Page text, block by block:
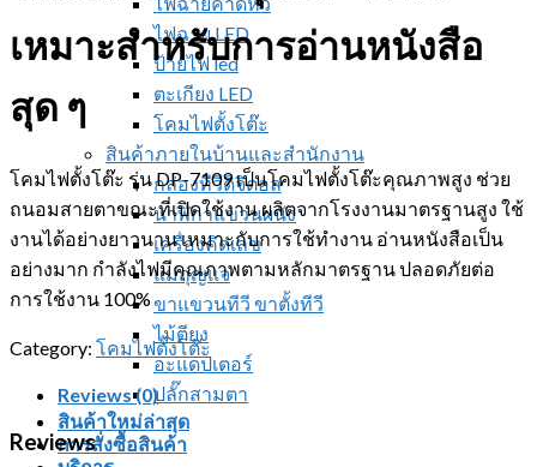
ไฟฉาย LED
ป้ายไฟ led
ตะเกียง LED
โคมไฟตั้งโต๊ะ
สินค้าภายในบ้านและสำนักงาน
กล่องทีวีดิจิตอล
นาฬิกาแขวนผนัง
เครื่องคิดเลข
แม่กุญแจ
ขาแขวนทีวี ขาตั้งทีวี
ไม้ตียุง
อะแดปเตอร์
ปลั๊กสามตา
สินค้าใหม่ล่าสุด
การสั่งซื้อสินค้า
เหมาะสำหรับการอ่านหนังสือ
สุด ๆ
โคมไฟตั้งโต๊ะ รุ่น DP-7109 เป็นโคมไฟตั้งโต๊ะคุณภาพสูง ช่วย
ถนอมสายตาขณะที่เปิดใช้งาน ผลิตจากโรงงานมาตรฐานสูง ใช้
งานได้อย่างยาวนาน เหมาะกับการใช้ทำงาน อ่านหนังสือเป็น
อย่างมาก กำลังไฟมีคุณภาพตามหลักมาตรฐาน ปลอดภัยต่อ
การใช้งาน 100%
Category: โคมไฟตั้งโต๊ะ
Reviews (0)
Reviews